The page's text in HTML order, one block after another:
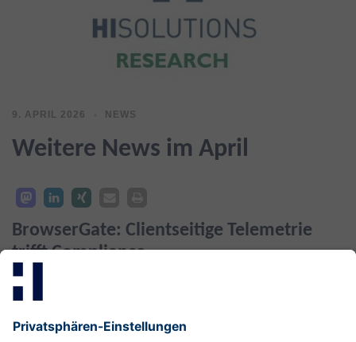
9. APRIL 2026 NEWS
Weitere News im April
BrowserGate: Clientseitige Telemetrie
trifft Compliance
installierte Browser-Erweiterungen zu prüfen und dabei